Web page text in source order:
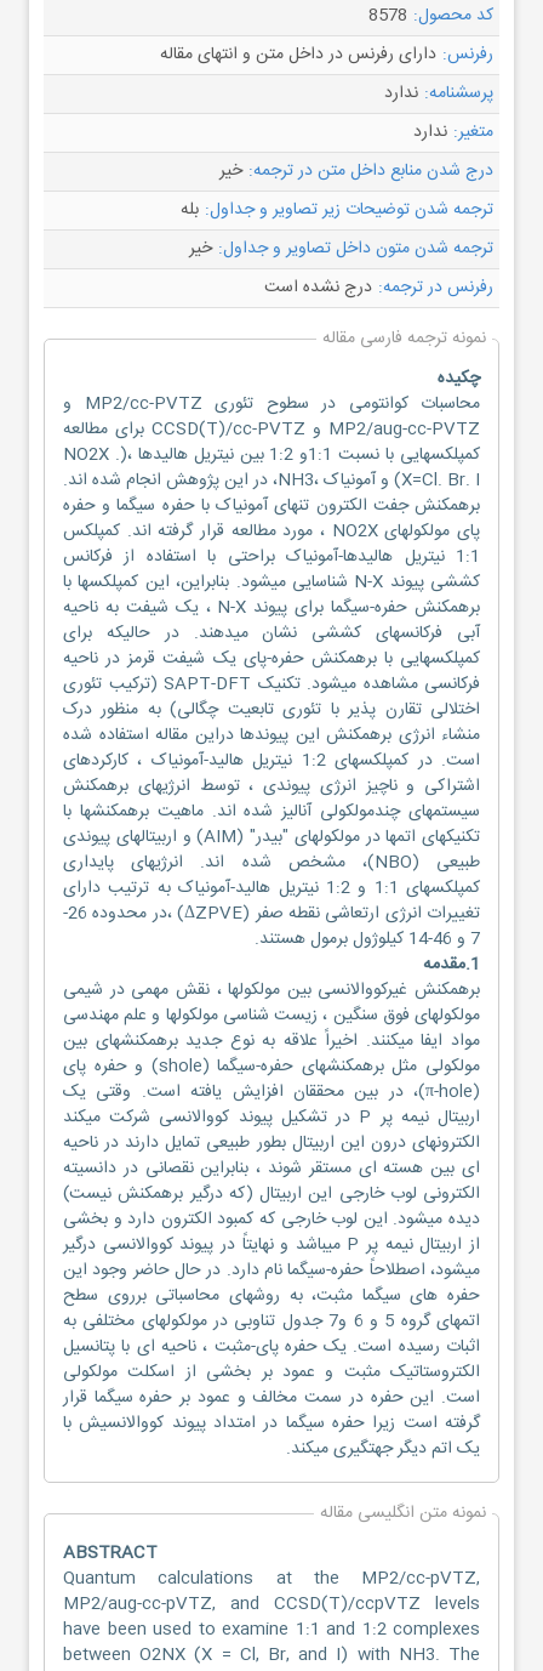
کد محصول: 8578
رفرنس: دارای رفرنس در داخل متن و انتهای مقاله
پرسشنامه: ندارد
متغیر: ندارد
درج شدن منابع داخل متن در ترجمه: خیر
ترجمه شدن توضیحات زیر تصاویر و جداول: بله
ترجمه شدن متون داخل تصاویر و جداول: خیر
رفرنس در ترجمه: درج نشده است
نمونه ترجمه فارسی مقاله
چکیده
محاسبات کوانتومی در سطوح تئوری MP2/cc-PVTZ و
MP2/aug-cc-PVTZ و CCSD(T)/cc-PVTZ برای مطالعه
کمپلکسهایی با نسبت 1:1و 1:2 بین نیتریل هالیدها ،(NO2X .
X=Cl. Br. I) و آمونیاک ،NH3، در این پژوهش انجام شده اند.
برهمکنش جفت الکترون تنهای آمونیاک با حفره سیگما و حفره
پای مولکولهای NO2X ، مورد مطالعه قرار گرفته اند. کمپلکس
1:1 نیتریل هالیدها-آمونیاک براحتی با استفاده از فرکانس
کششی پیوند N-X شناسایی میشود. بنابراین، این کمپلکسها با
برهمکنش حفره-سیگما برای پیوند N-X ، یک شیفت به ناحیه
آبی فرکانسهای کششی نشان میدهند. در حالیکه برای
کمپلکسهایی با برهمکنش حفره-پای یک شیفت قرمز در ناحیه
فرکانسی مشاهده میشود. تکنیک SAPT-DFT (ترکیب تئوری
اختلالی تقارن پذیر با تئوری تابعیت چگالی) به منظور درک
منشاء انرژی برهمکنش این پیوندها دراین مقاله استفاده شده
است. در کمپلکسهای 1:2 نیتریل هالید-آمونیاک ، کارکردهای
اشتراکی و ناچیز انرژی پیوندی ، توسط انرژیهای برهمکنش
سیستمهای چندمولکولی آنالیز شده اند. ماهیت برهمکنشها با
تکنیکهای اتمها در مولکولهای "بیدر" (AIM) و اربیتالهای پیوندی
طبیعی (NBO)، مشخص شده اند. انرژیهای پایداری
کمپلکسهای 1:1 و 1:2 نیتریل هالید-آمونیاک به ترتیب دارای
تغییرات انرژی ارتعاشی نقطه صفر (ΔZPVE) ،در محدوده 26-
7 و 46-14 کیلوژول برمول هستند.
1.مقدمه
برهمکنش غیرکووالانسی بین مولکولها ، نقش مهمی در شیمی
مولکولهای فوق سنگین ، زیست شناسی مولکولها و علم مهندسی
مواد ایفا میکنند. اخیراً علاقه به نوع جدید برهمکنشهای بین
مولکولی مثل برهمکنشهای حفره-سیگما (shole) و حفره پای
(π-hole)، در بین محققان افزایش یافته است. وقتی یک
اربیتال نیمه پر P در تشکیل پیوند کووالانسی شرکت میکند
الکترونهای درون این اربیتال بطور طبیعی تمایل دارند در ناحیه
ای بین هسته ای مستقر شوند ، بنابراین نقصانی در دانسیته
الکترونی لوب خارجی این اربیتال (که درگیر برهمکنش نیست)
دیده میشود. این لوب خارجی که کمبود الکترون دارد و بخشی
از اربیتال نیمه پر P میباشد و نهایتاً در پیوند کووالانسی درگیر
میشود، اصطلاحاً حفره-سیگما نام دارد. در حال حاضر وجود این
حفره های سیگما مثبت، به روشهای محاسباتی برروی سطح
اتمهای گروه 5 و 6 و7 جدول تناوبی در مولکولهای مختلفی به
اثبات رسیده است. یک حفره پای-مثبت ، ناحیه ای با پتانسیل
الکتروستاتیک مثبت و عمود بر بخشی از اسکلت مولکولی
است. این حفره در سمت مخالف و عمود بر حفره سیگما قرار
گرفته است زیرا حفره سیگما در امتداد پیوند کووالانسیش با
یک اتم دیگر جهتگیری میکند.
نمونه متن انگلیسی مقاله
ABSTRACT
Quantum calculations at the MP2/cc-pVTZ,
MP2/aug-cc-pVTZ, and CCSD(T)/ccpVTZ levels
have been used to examine 1:1 and 1:2 complexes
between O2NX (X = Cl, Br, and I) with NH3. The